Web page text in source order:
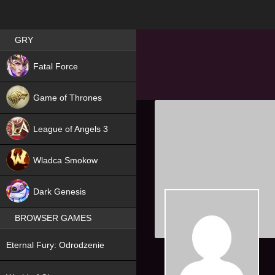
Best RPG games in Poland
GRY
Fatal Force
Game of Thrones
League of Angels 3
Wladca Smokow
Dark Genesis
BROWSER GAMES
Eternal Fury: Odrodzenie